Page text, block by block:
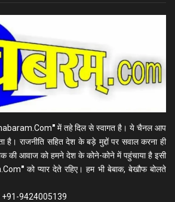
"में तहे दिल से स्वागत है। ये चैनल आप
है। राजनीति सहित देश के बड़े मुद्दों पर सवाल करना ही
की आवाज को हमने देश के कोने-कोने में पहुंचाया है इसी
"को प्यार देते रहिए। हम भी बेबाक, बेखौफ बोलते
+91-9424005139